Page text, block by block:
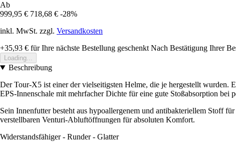
Ab
999,95 € 718,68 € -28%
inkl. MwSt. zzgl. Versandkosten
+35,93 € für Ihre nächste Bestellung geschenkt Nach Bestätigung Ihrer
Loading...
Beschreibung
Der Tour-X5 ist einer der vielseitigsten Helme, die je hergestellt wurden.
EPS-Innenschale mit mehrfacher Dichte für eine gute Stoßabsorption
Sein Innenfutter besteht aus hypoallergenem und antibakteriellem Stoff
verstellbaren Venturi-Abluftöffnungen für absoluten Komfort.
Widerstandsfähiger - Runder - Glatter